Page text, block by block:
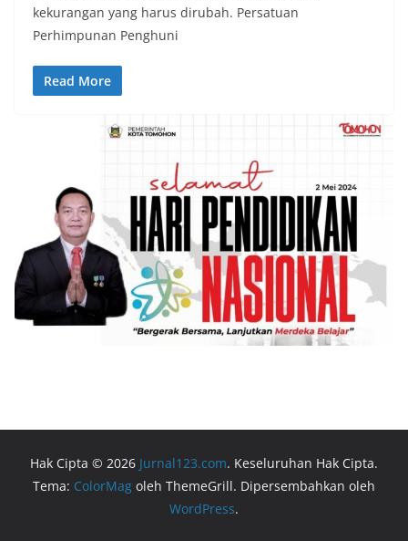
kekurangan yang harus dirubah. Persatuan
Perhimpunan Penghuni
Read More
Hak Cipta © 2026 Jurnal123.com. Keseluruhan Hak Cipta.
Tema: ColorMag oleh ThemeGrill. Dipersembahkan oleh
WordPress.